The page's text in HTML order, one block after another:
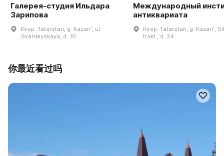
Галерея-студия Ильдара
Зарипова
Resp. Tatarstan, g. Kazanʹ, ul.
Gvardeyskaya, d. 10
Международный
антиквариата
Resp. Tatarstan, g. Kazanʹ,
trakt., d. 34
你最近看过吗